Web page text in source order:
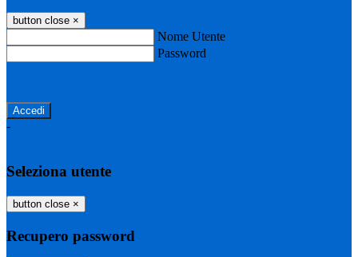
button close ×
Nome Utente
Password
-
Seleziona utente
button close ×
Recupero password